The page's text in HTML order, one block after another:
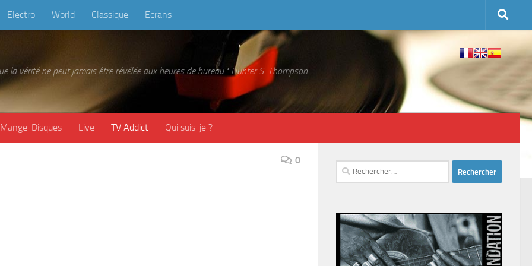
Electro World Classique Ecrans
la vérité ne peut jamais être révélée aux heures de bureau." Hunter S. Thompson
Mange-Disques Live TV Addict Qui suis-je ?
0
Rechercher :